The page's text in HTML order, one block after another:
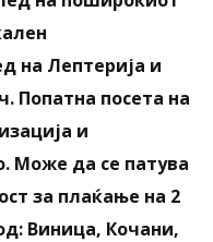
на Лептерија и
Попатна посета на
и
Може да се патува
за плаќање на 2
Виница, Кочани,